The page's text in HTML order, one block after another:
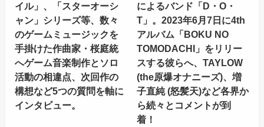
イル」、「スターオーシ
ャン」シリーズ等、数々
のゲームミュージックを
手掛けた作曲家・桜庭統
へゲーム音楽制作とソロ
活動の相違点、次回作の
構想など5つの質問を軸に
インタビュー。
によるバンド「D・O・
T」。2023年6月7日に4th
アルバム「BOKU NO
TOMODACHI」をリリー
スする彼らへ、TAYLOW
(the原爆オナニーズ)、増
子直純 (怒髪天)など各界か
ら続々とコメントが到
着！